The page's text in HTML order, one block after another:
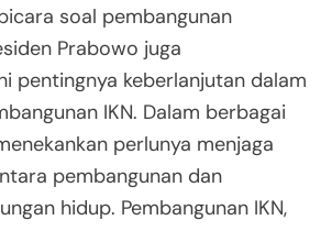
soal pembangunan
Prabowo juga
pentingnya keberlanjutan dalam
IKN. Dalam berbagai
perlunya menjaga
pembangunan dan
hidup. Pembangunan IKN,